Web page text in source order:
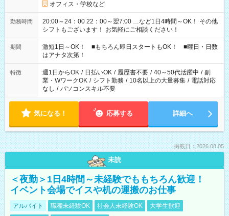
オフィス・学校など
勤務時間
20:00～24：00 22：00～翌7:00 …など1日4時間～OK！ その他
シフトもございます！ お気軽にご相談ください！
期間
激短1日～OK！ ■もちろん即日スタートもOK！ ■曜日・日数
はアナタ次第！
特徴 週1日からOK / 日払いOK / 履歴書不要 / 40～50代活躍中 / 副
業・WワークOK / シフト勤務 / 10名以上の大量募集 / 電話対応
なし / パソコンスキル不要
気になる！ 応募する 詳細へ
掲載日：2026.08.05
未読
＜夜勤＞1日4時間～未経験でももちろん歓迎！
イベント会場でイスや机の運搬のお仕事
アルバイト 職種未経験OK 社会人未経験OK
大学生歓迎